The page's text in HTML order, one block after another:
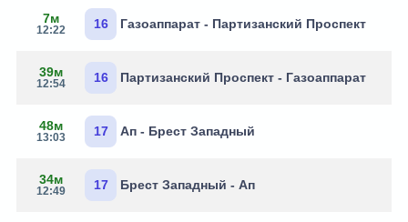
7м
12:22 16 Газоаппарат - Партизанский Проспект
39м
12:54 16 Партизанский Проспект - Газоаппарат
48м
13:03 17 Ап - Брест Западный
34м
12:49 17 Брест Западный - Ап